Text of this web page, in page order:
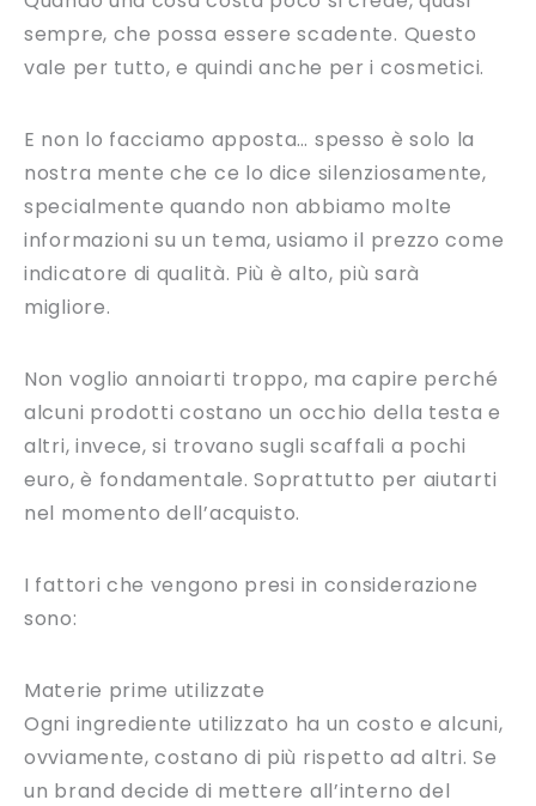
sempre, che possa essere scadente. Questo
vale per tutto, e quindi anche per i cosmetici.
E non lo facciamo apposta… spesso è solo la
nostra mente che ce lo dice silenziosamente,
specialmente quando non abbiamo molte
informazioni su un tema, usiamo il prezzo come
indicatore di qualità. Più è alto, più sarà
migliore.
Non voglio annoiarti troppo, ma capire perché
alcuni prodotti costano un occhio della testa e
altri, invece, si trovano sugli scaffali a pochi
euro, è fondamentale. Soprattutto per aiutarti
nel momento dell’acquisto.
I fattori che vengono presi in considerazione
sono:
Materie prime utilizzate
Ogni ingrediente utilizzato ha un costo e alcuni,
ovviamente, costano di più rispetto ad altri. Se
un brand decide di mettere all’interno del